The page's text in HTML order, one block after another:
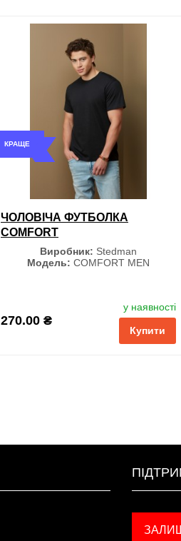
порівняння
КРАЩЕ
ЧОЛОВІЧА ФУТБОЛКА
COMFORT
Виробник: Stedman
Модель: COMFORT MEN
270.00 ₴
у наявності
Купити